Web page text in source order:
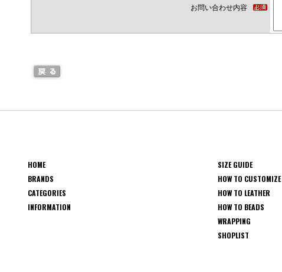
お問い合わせ内容
HOME
BRANDS
CATEGORIES
INFORMATION
SIZE GUIDE
HOW TO CUSTOMIZE
HOW TO LEATHER
HOW TO BEADS
WRAPPING
SHOPLIST